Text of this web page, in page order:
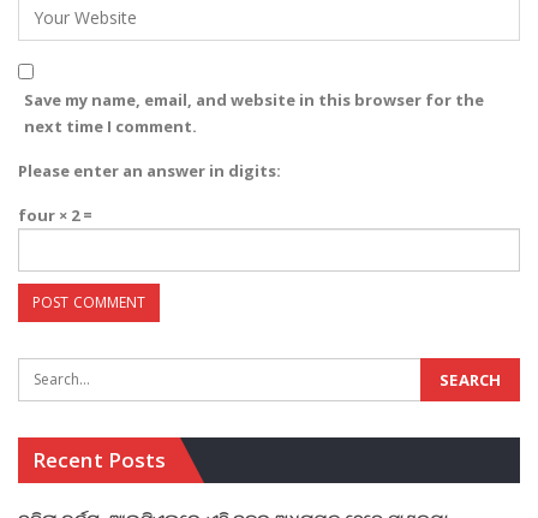
Save my name, email, and website in this browser for the
next time I comment.
Please enter an answer in digits:
four × 2 =
Recent Posts